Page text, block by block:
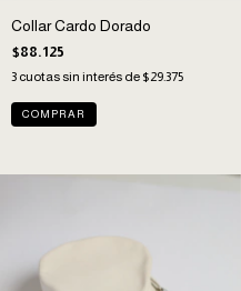
Collar Cardo Dorado
$88.125
3 cuotas sin interés de $29.375